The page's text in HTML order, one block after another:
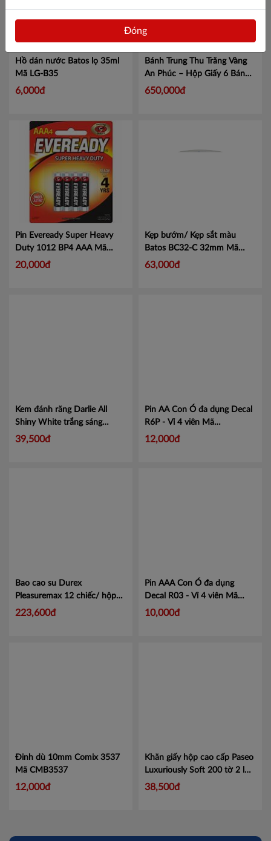
Hồ dán nước Batos lọ 35ml
Mã LG-B35
6,000đ
Bánh Trung Thu Trăng Vàng
An Phúc – Hộp Giấy 6 Bánh
x 80GMã AP
650,000đ
Pin Eveready Super Heavy
Duty 1012 BP4 AAA Mã
101110527
20,000đ
Kẹp bướm/ Kẹp sắt màu
Batos BC32-C 32mm Mã
BC32-C
63,000đ
Kem đánh răng Darlie All
Shiny White trắng sáng
chanh bạc hà 140g
39,500đ
Pin AA Con Ó đa dụng Decal
R6P - Vỉ 4 viên Mã
VIBDECR6P
12,000đ
Bao cao su Durex
Pleasuremax 12 chiếc/ hộp
Mã 101047395
223,600đ
Pin AAA Con Ó đa dụng
Decal R03 - Vỉ 4 viên Mã
VIBDECR03
10,000đ
Đinh dù 10mm Comix 3537
Mã CMB3537
12,000đ
Khăn giấy hộp cao cấp Paseo
Luxuriously Soft 200 tờ 2 lớp
- Khăn giấy lau mặt, an toàn
38,500đ
Đóng